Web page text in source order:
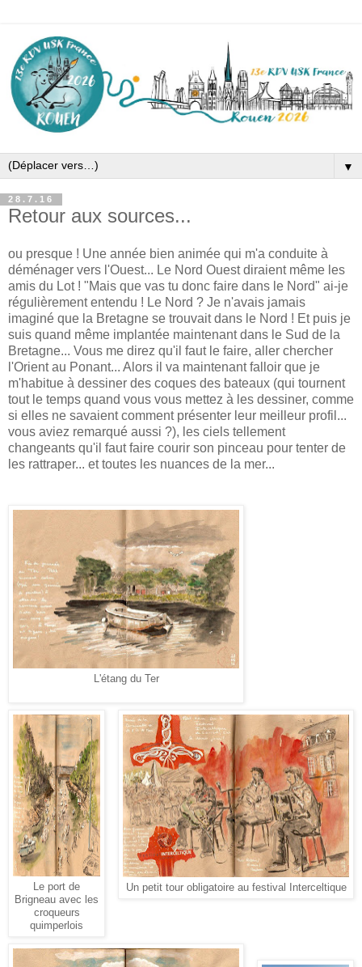
▼
28.7.16
Retour aux sources...
ou presque ! Une année bien animée qui m'a conduite à
déménager vers l'Ouest... Le Nord Ouest diraient même les
amis du Lot ! "Mais que vas tu donc faire dans le Nord" ai-je
régulièrement entendu ! Le Nord ? Je n'avais jamais
imaginé que la Bretagne se trouvait dans le Nord ! Et puis je
suis quand même implantée maintenant dans le Sud de la
Bretagne... Vous me direz qu'il faut le faire, aller chercher
l'Orient au Ponant... Alors il va maintenant falloir que je
m'habitue à dessiner des coques des bateaux (qui tournent
tout le temps quand vous vous mettez à les dessiner, comme
si elles ne savaient comment présenter leur meilleur profil...
vous aviez remarqué aussi ?), les ciels tellement
changeants qu'il faut faire courir son pinceau pour tenter de
les rattraper... et toutes les nuances de la mer...
L'étang du Ter
Un petit tour obligatoire au festival Interceltique
Le port de
Brigneau avec les
croqueurs
quimperlois